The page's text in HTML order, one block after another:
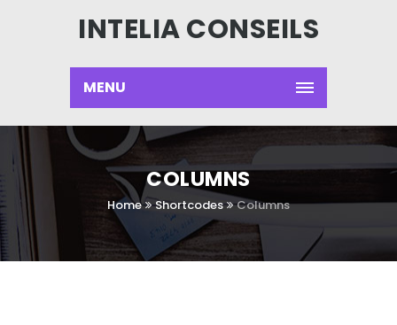
INTELIA CONSEILS
MENU
COLUMNS
Home Shortcodes Columns